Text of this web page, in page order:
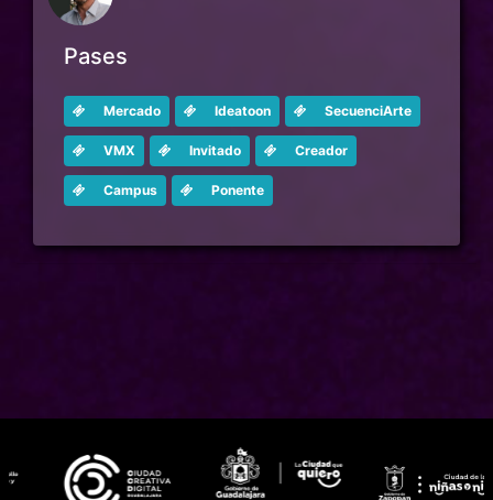
Pases
Mercado Ideatoon SecuenciArte
VMX Invitado Creador
Campus Ponente